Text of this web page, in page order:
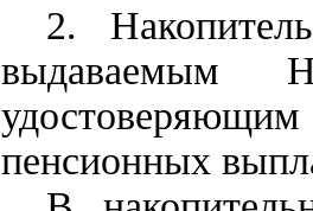
2.
выдаваемым
пенсионных